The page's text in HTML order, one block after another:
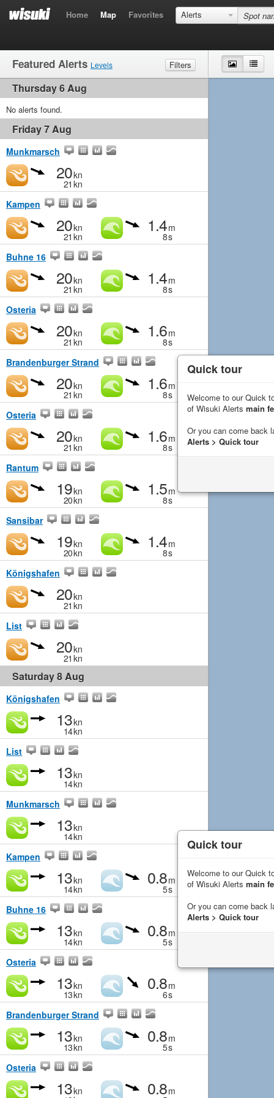
Home Map Favorites Alerts
Featured Alerts Levels
Filters
Wind
Waves
Thursday 6 Aug
No alerts found.
Friday 7 Aug
Munkmarsch
20kn
21 kn
Kampen
20kn
21 kn
1.4m
8s
Buhne 16
20kn
21 kn
1.4m
8s
Osteria
20kn
21 kn
1.6m
8s
Brandenburger Strand
20kn
21 kn
1.6m
8s
Osteria
20kn
21 kn
1.6m
8s
Rantum
19kn
20kn
1.5m
8s
Sansibar
19kn
20kn
1.4m
8s
Königshafen
20kn
21 kn
List
20kn
21 kn
Saturday 8 Aug
Königshafen
13kn
14kn
List
13kn
14kn
Munkmarsch
13kn
14kn
Kampen
13kn
14kn
0.8m
5s
Buhne 16
13kn
14kn
0.8m
5s
Osteria
13kn
13kn
0.8m
6s
Brandenburger Strand
13kn
13kn
0.8m
5s
Osteria
13kn 0.8m
Map
Quick tour
Welcome to our Quick
of Wisuki Alerts main
Or you can come back
Alerts > Quick tour
Quick tour
Welcome to our Quick
of Wisuki Alerts main
Or you can come back
Alerts > Quick tour